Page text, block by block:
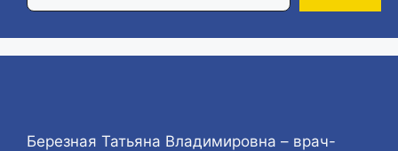
Березная Татьяна Владимировна – врач-